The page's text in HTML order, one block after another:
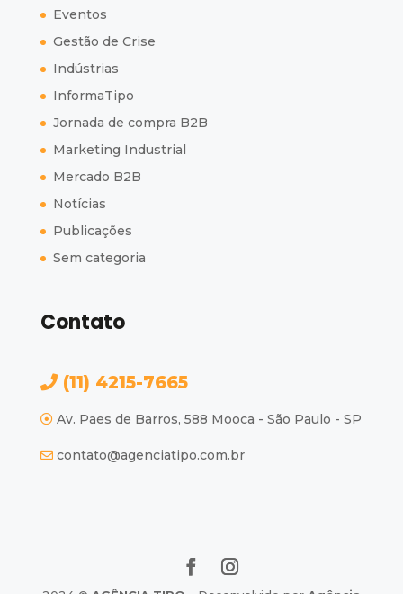
Eventos
Gestão de Crise
Indústrias
InformaTipo
Jornada de compra B2B
Marketing Industrial
Mercado B2B
Notícias
Publicações
Sem categoria
Contato
(11) 4215-7665
Av. Paes de Barros, 588 Mooca - São Paulo - SP
contato@agenciatipo.com.br